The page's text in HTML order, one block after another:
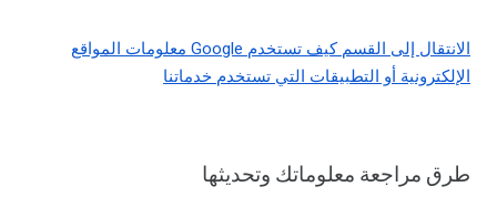
الانتقال إلى القسم كيف تستخدم Google معلومات المواقع
الإلكترونية أو التطبيقات التي تستخدم خدماتنا
طرق مراجعة معلوماتك وتحديثها